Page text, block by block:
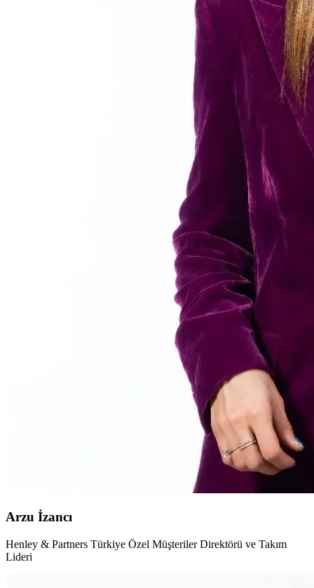
Arzu İzancı
Henley & Partners Türkiye Özel Müşteriler Direktörü ve Takım
Lideri